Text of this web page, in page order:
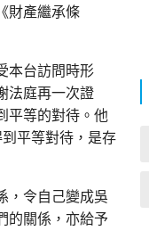
財產繼承條
本台訪問時形
法庭再一次證
平等的對待。他
平等對待，是存
，令自己變成吳
的關係，亦給予